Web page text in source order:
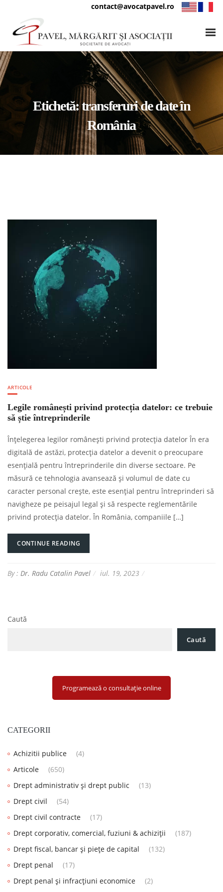
contact@avocatpavel.ro
Etichetă:transferuri de date în
România
ARTICOLE
Legile românești privind protecția datelor: ce trebuie
să știe întreprinderile
Înțelegerea legilor românești privind protecția datelor În era
digitală de astăzi, protecția datelor a devenit o preocupare
esențială pentru întreprinderile din diverse sectoare. Pe
măsură ce tehnologia avansează și volumul de date cu
caracter personal crește, este esențial pentru întreprinderi să
navigheze pe peisajul legal și să respecte reglementările
privind protecția datelor. În România, companiile […]
CONTINUE READING
By : Dr. Radu Catalin Pavel iul. 19, 2023
Caută
Caută
Programează o consultație online
CATEGORII
Achizitii publice
(4)
Articole
(650)
Drept administrativ și drept public
(13)
Drept civil
(54)
Drept civil contracte
(17)
Drept corporativ, comercial, fuziuni & achiziții
(187)
Drept fiscal, bancar și piețe de capital
(132)
Drept penal
(17)
Drept penal și infracțiuni economice
(2)